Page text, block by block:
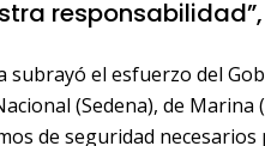
subrayó el esfuerzo del
(Sedena), de
de seguridad